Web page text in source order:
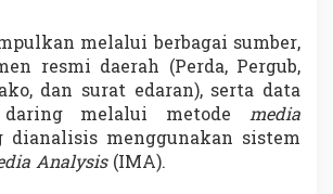
melalui berbagai sumber,
resmi daerah (Perda, Pergub,
dan surat edaran), serta data
melalui metode media
menggunakan sistem
Analysis(IMA).